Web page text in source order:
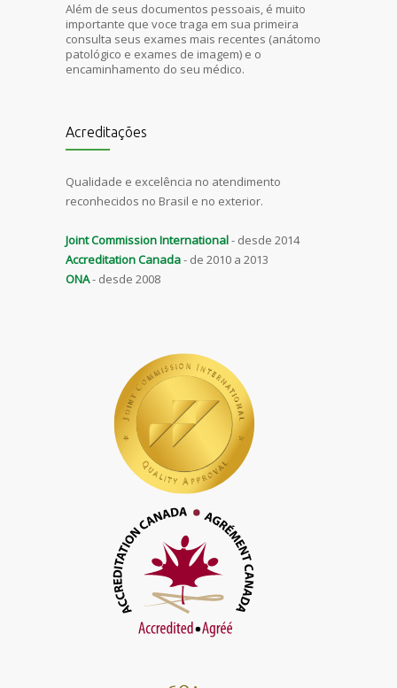
Além de seus documentos pessoais, é muito
importante que voce traga em sua primeira
consulta seus exames mais recentes (anátomo
patológico e exames de imagem) e o
encaminhamento do seu médico.
Acreditações
Qualidade e excelência no atendimento
reconhecidos no Brasil e no exterior.
Joint Commission International- desde 2014
Accreditation Canada- de 2010 a 2013
ONA- desde 2008